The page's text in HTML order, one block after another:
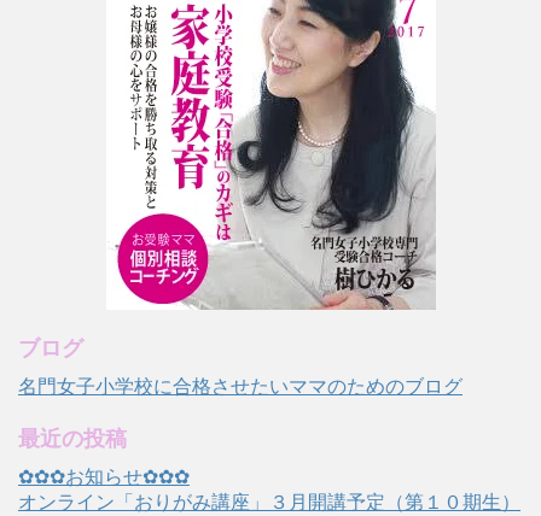
ブログ
名門女子小学校に合格させたいママのためのブログ
最近の投稿
✿✿✿お知らせ✿✿✿
オンライン「おりがみ講座」３月開講予定（第１０期生）